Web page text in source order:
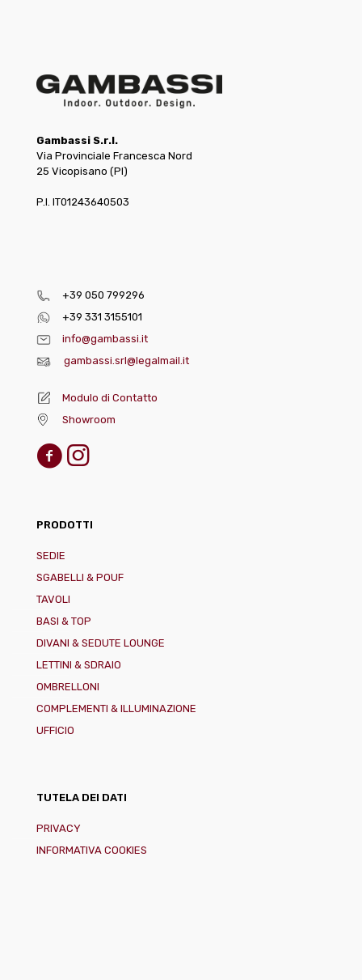
Gambassi S.r.l.
Via Provinciale Francesca Nord
25 Vicopisano (PI)
P.I. IT01243640503
+39 050 799296
+39 331 3155101
info@gambassi.it
gambassi.srl@legalmail.it
Modulo di Contatto
Showroom
PRODOTTI
SEDIE
SGABELLI & POUF
TAVOLI
BASI & TOP
DIVANI & SEDUTE LOUNGE
LETTINI & SDRAIO
OMBRELLONI
COMPLEMENTI & ILLUMINAZIONE
UFFICIO
TUTELA DEI DATI
PRIVACY
INFORMATIVA COOKIES